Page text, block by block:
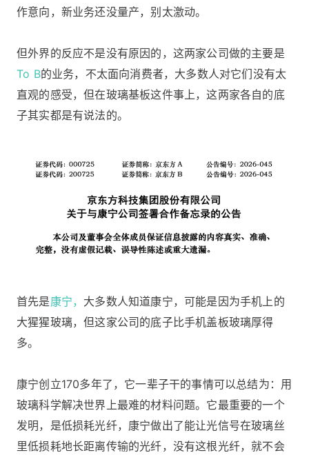
作意向，新业务还没量产，别太激动。
但外界的反应不是没有原因的，这两家公司做的主要是
To B的业务，不太面向消费者，大多数人对它们没有太
直观的感受，但在玻璃基板这件事上，这两家各自的底
子其实都是有说法的。
首先是康宁， 大多数人知道康宁，可能是因为手机上的
大猩猩玻璃，但这家公司的底子比手机盖板玻璃厚得
多。
康宁创立170多年了，它一辈子干的事情可以总结为：用
玻璃科学解决世界上最难的材料问题。它最重要的一个
发明，是低损耗光纤，康宁做出了能让光信号在玻璃丝
里低损耗地长距离传输的光纤，没有这根光纤，就不会